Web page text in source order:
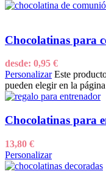
Chocolatinas para
desde: 0,95 €
Personalizar Este
pueden elegir en la
Chocolatinas para
13,80 €
Personalizar